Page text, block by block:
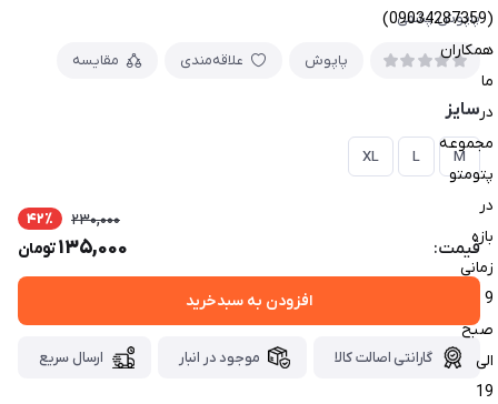
(09034287359)
همکاران
ما
در
مجموعه
پتومتو
در
بازه
زمانی
9
صبح
الی
19
پاپوش پشمی
پاپوش علاقه‌مندی مقایسه
سایز
M
L
XL
قیمت:
230,000 42٪
135,000تومان
افزودن به سبدخرید
گارانتی اصالت کالا موجود در انبار ارسال سریع